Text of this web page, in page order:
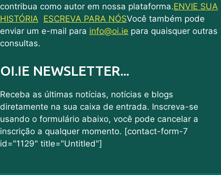
contribua como autor em nossa plataforma.ENVIE SUA
HISTÓRIA ESCREVA PARA NÓSVocê também pode
enviar um e-mail para info@oi.ie para quaisquer outras
consultas.
OI.IE NEWSLETTER...
Receba as últimas notícias, notícias e blogs
diretamente na sua caixa de entrada. Inscreva-se
usando o formulário abaixo, você pode cancelar a
inscrição a qualquer momento. [contact-form-7
id="1129" title="Untitled"]